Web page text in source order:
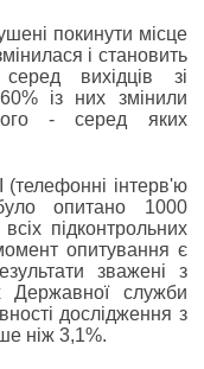
покинути місце
і становить
вихідців зі
із них змінили
- серед яких
інтерв'ю
опитано 1000
підконтрольних
опитування є
зважені з
Державної служби
дослідження з
ніж 3,1%.